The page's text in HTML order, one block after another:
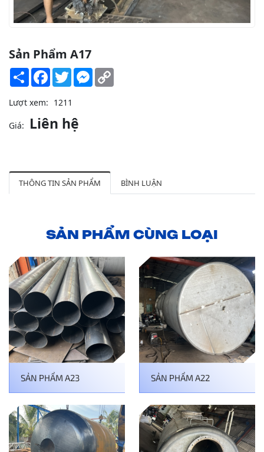
Sản Phẩm A17
Share Facebook
TwitterMessenger
Lượt xem: 1211
Giá: Liên hệ
THÔNG TIN SẢN PHẨM BÌNH LUẬN
SẢN PHẨM CÙNG LOẠI
SẢN PHẨM A23 SẢN PHẨM A22